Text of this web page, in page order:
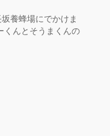
養蜂場にでかけま
くんとそうまくんの